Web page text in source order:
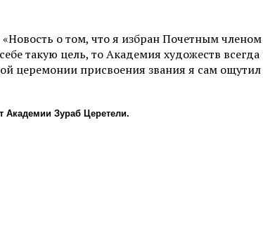
о том, что я избран Почетным
такую цель, то Академия художеств
церемонии присвоения звания я сам
Академии Зураб Церетели.